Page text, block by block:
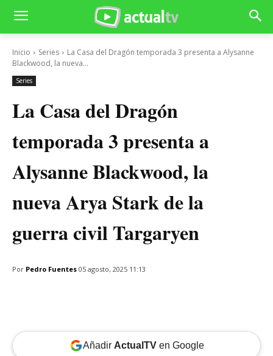
Inicio Series
La Casa del Dragón temporada 3 presenta a Alysanne
Blackwood, la nueva...
Series
La Casa del Dragón
temporada 3 presenta a
Alysanne Blackwood, la
nueva Arya Stark de la
guerra civil Targaryen
Por Pedro Fuentes 05 agosto, 2025 11:13
Añadir ActualTVen Google